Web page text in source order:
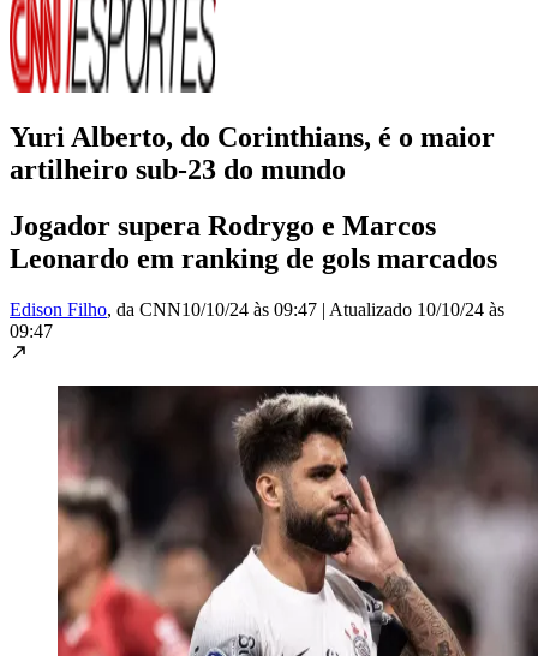
Yuri Alberto, do Corinthians, é o maior
artilheiro sub-23 do mundo
Jogador supera Rodrygo e Marcos
Leonardo em ranking de gols marcados
Edison Filho, da CNN10/10/24 às 09:47 | Atualizado 10/10/24 às
09:47